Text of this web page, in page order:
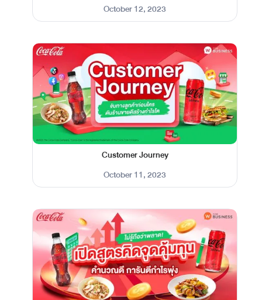
October 12, 2023
Customer Journey
October 11, 2023